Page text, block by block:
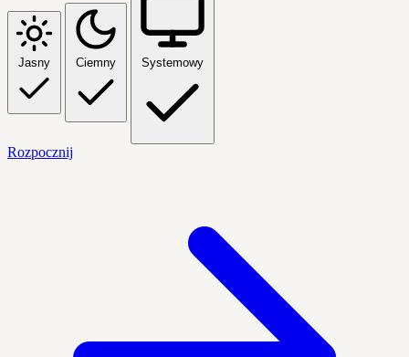
Jasny Ciemny Systemowy
Rozpocznij